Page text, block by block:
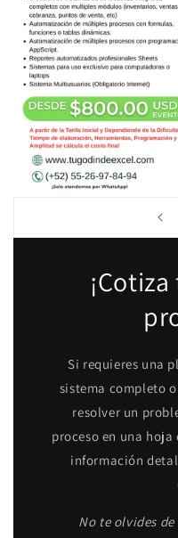
Si requieres una
sistema completo
resolver un
proceso en una
información
No te olvides